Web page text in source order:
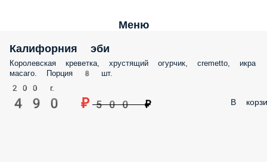
Меню
Калифорния эби
Королевская креветка, хрустящий огурчик, сremetto, икра
масаго. Порция 8 шт.
200 г.
490 ₽ 500 ₽ В